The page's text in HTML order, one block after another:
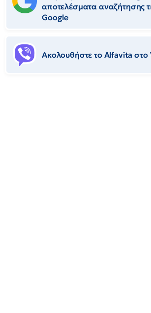
αποτελέσματα αναζήτησης
Google
Ακολουθήστε το Αlfavita στο